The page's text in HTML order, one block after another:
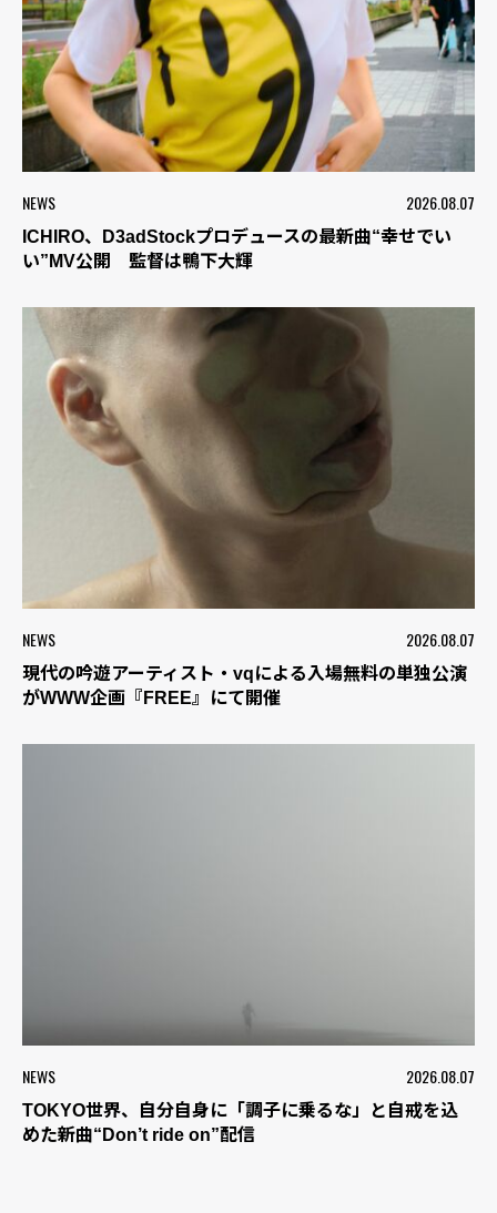
NEWS 2026.08.07
ICHIRO、D3adStockプロデュースの最新曲“幸せでい
い”MV公開 監督は鴨下大輝
NEWS 2026.08.07
現代の吟遊アーティスト・vqによる入場無料の単独公演
がWWW企画『FREE』にて開催
NEWS 2026.08.07
TOKYO世界、自分自身に「調子に乗るな」と自戒を込
めた新曲“Don’t ride on”配信